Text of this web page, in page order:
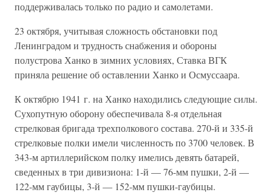
поддерживалась только по радио и самолетами.
23 октября, учитывая сложность обстановки под
Ленинградом и трудность снабжения и обороны
полустрова Ханко в зимних условиях, Ставка ВГК
приняла решение об оставлении Ханко и Осмуссаара.
К октябрю 1941 г. на Ханко находились следующие силы.
Сухопутную оборону обеспечивала 8-я отдельная
стрелковая бригада трехполкового состава. 270-й и 335-й
стрелковые полки имели численность по 3700 человек. В
343-м артиллерийском полку имелись девять батарей,
сведенных в три дивизиона: 1-й — 76-мм пушки, 2-й —
122-мм гаубицы, 3-й — 152-мм пушки-гаубицы.